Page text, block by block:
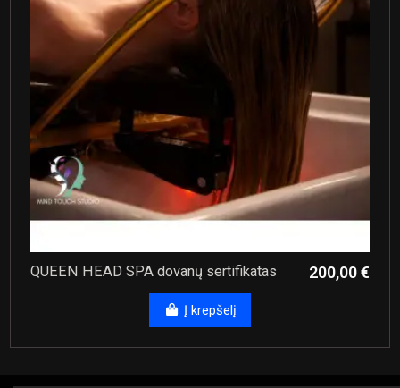
QUEEN HEAD SPA dovanų sertifikatas 200,00 €
Į krepšelį